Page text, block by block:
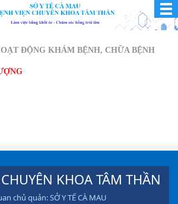
ĐỘNG KHÁM BỆNH, CHỮA BỆNH
KHOA TÂM THẦN
chủ quản: SỞ Y TẾ CÀ MAU